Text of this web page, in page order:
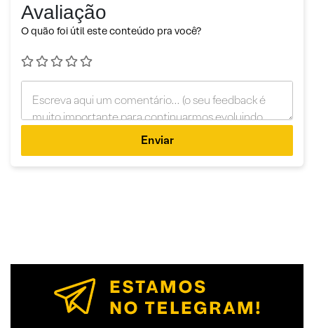
Avaliação
O quão foi útil este conteúdo pra você?
Enviar